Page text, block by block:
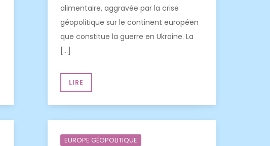
alimentaire, aggravée par la crise
géopolitique sur le continent européen
que constitue la guerre en Ukraine. La
[…]
LIRE
EUROPE GÉOPOLITIQUE